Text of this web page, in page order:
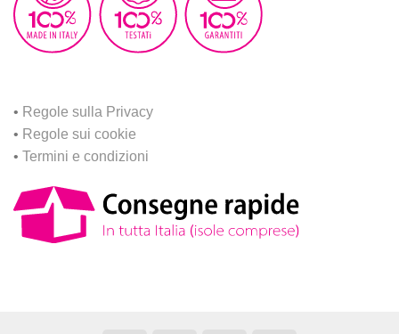
• Regole sulla Privacy
• Regole sui cookie
• Termini e condizioni